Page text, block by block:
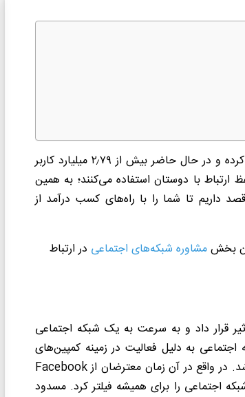
و در حال حاضر بیش از ۲٫ ۷۹
میلیارد کاربر
با دوستان استفاده می‌کنند؛ به همین
داریم تا شما را با راه‌های کسب درآمد از
بخشمشاوره شبکه‌های اجتماعی در ارتباط
قرار داد و به سرعت به یک شبکه اجتماعی
تبدیل شد؛ اما متأسفانه از سال ۲۰۰۹ این شبکه اجتماعی به دلیل فعالیت در زمینه کمپین‌های
در واقع در آن زمان معترضان ازFacebook
اجتماعی را برای همیشه فیلتر کرد. مسدود